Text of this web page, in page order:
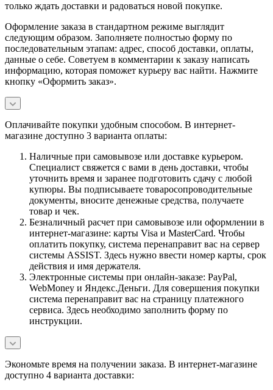
только ждать доставки и радоваться новой покупке.
Оформление заказа в стандартном режиме выглядит
следующим образом. Заполняете полностью форму по
последовательным этапам: адрес, способ доставки, оплаты,
данные о себе. Советуем в комментарии к заказу написать
информацию, которая поможет курьеру вас найти. Нажмите
кнопку «Оформить заказ».
Оплачивайте покупки удобным способом. В интернет-
магазине доступно 3 варианта оплаты:
Наличные при самовывозе или доставке курьером.
Специалист свяжется с вами в день доставки, чтобы
уточнить время и заранее подготовить сдачу с любой
купюры. Вы подписываете товаросопроводительные
документы, вносите денежные средства, получаете
товар и чек.
Безналичный расчет при самовывозе или оформлении в
интернет-магазине: карты Visa и MasterCard. Чтобы
оплатить покупку, система перенаправит вас на сервер
системы ASSIST. Здесь нужно ввести номер карты, срок
действия и имя держателя.
Электронные системы при онлайн-заказе: PayPal,
WebMoney и Яндекс.Деньги. Для совершения покупки
система перенаправит вас на страницу платежного
сервиса. Здесь необходимо заполнить форму по
инструкции.
Экономьте время на получении заказа. В интернет-магазине
доступно 4 варианта доставки: